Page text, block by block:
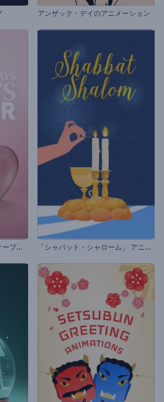
アンザック・デイのアニメーション
バ
レンタインデーハーツのオープニング動画 「
シャバット・シャローム」 アニメーション